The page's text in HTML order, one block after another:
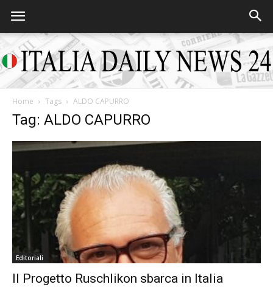
Italia
Daily
News
24
Home Tags ALDO CAPURRO
Tag: ALDO CAPURRO
Editoriali
Il Progetto Ruschlikon sbarca in Italia